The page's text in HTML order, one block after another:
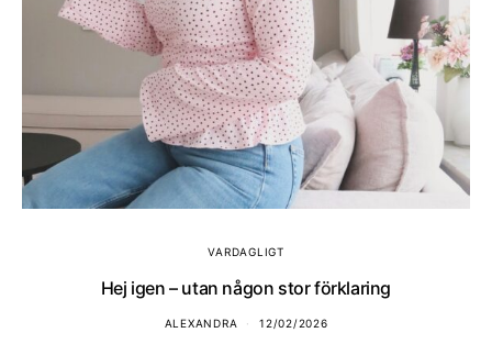
VARDAGLIGT
Hej igen – utan någon stor förklaring
ALEXANDRA 12/02/2026